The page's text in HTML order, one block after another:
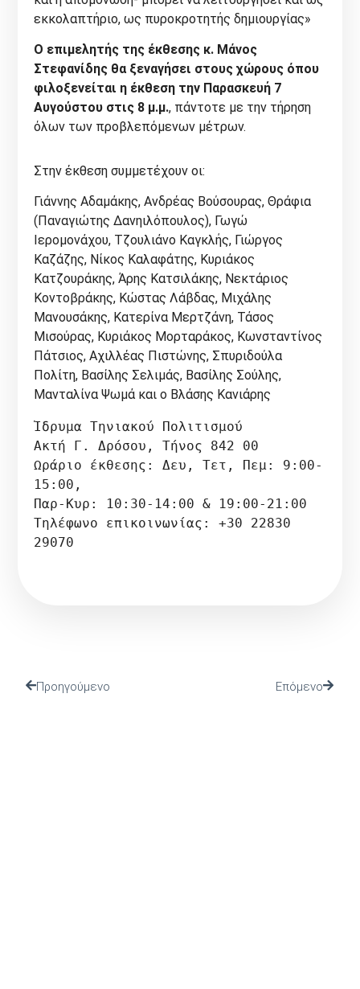
εκκολαπτήριο, ως πυροκροτητής δημιουργίας»
Ο επιμελητής της έκθεσης κ. Μάνος
Στεφανίδης θα ξεναγήσει στους χώρους όπου
φιλοξενείται η έκθεση την Παρασκευή 7
Αυγούστου στις 8 μ.μ., πάντοτε με την τήρηση
όλων των προβλεπόμενων μέτρων.
Στην έκθεση συμμετέχουν οι:
Γιάννης Αδαμάκης, Ανδρέας Βούσουρας, Θράφια
(Παναγιώτης Δανηιλόπουλος), Γωγώ
Ιερομονάχου, Τζουλιάνο Καγκλής, Γιώργος
Καζάζης, Νίκος Καλαφάτης, Κυριάκος
Κατζουράκης, Άρης Κατσιλάκης, Νεκτάριος
Κοντοβράκης, Κώστας Λάβδας, Μιχάλης
Μανουσάκης, Κατερίνα Μερτζάνη, Τάσος
Μισούρας, Κυριάκος Μορταράκος, Κωνσταντίνος
Πάτσιος, Αχιλλέας Πιστώνης, Σπυριδούλα
Πολίτη, Βασίλης Σελιμάς, Βασίλης Σούλης,
Μανταλίνα Ψωμά και ο Βλάσης Κανιάρης
Ίδρυμα Τηνιακού Πολιτισμού
Ακτή Γ. Δρόσου, Τήνος 842 00
Ωράριο έκθεσης: Δευ, Τετ, Πεμ: 9:00-
15:00,
Παρ-Κυρ: 10:30-14:00 & 19:00-21:00
Τηλέφωνο επικοινωνίας: +30 22830
29070
Προηγούμενο Επόμενο